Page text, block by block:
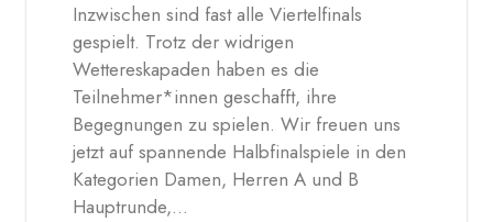
Inzwischen sind fast alle Viertelfinals
gespielt. Trotz der widrigen
Wettereskapaden haben es die
Teilnehmer*innen geschafft, ihre
Begegnungen zu spielen. Wir freuen uns
jetzt auf spannende Halbfinalspiele in den
Kategorien Damen, Herren A und B
Hauptrunde,…